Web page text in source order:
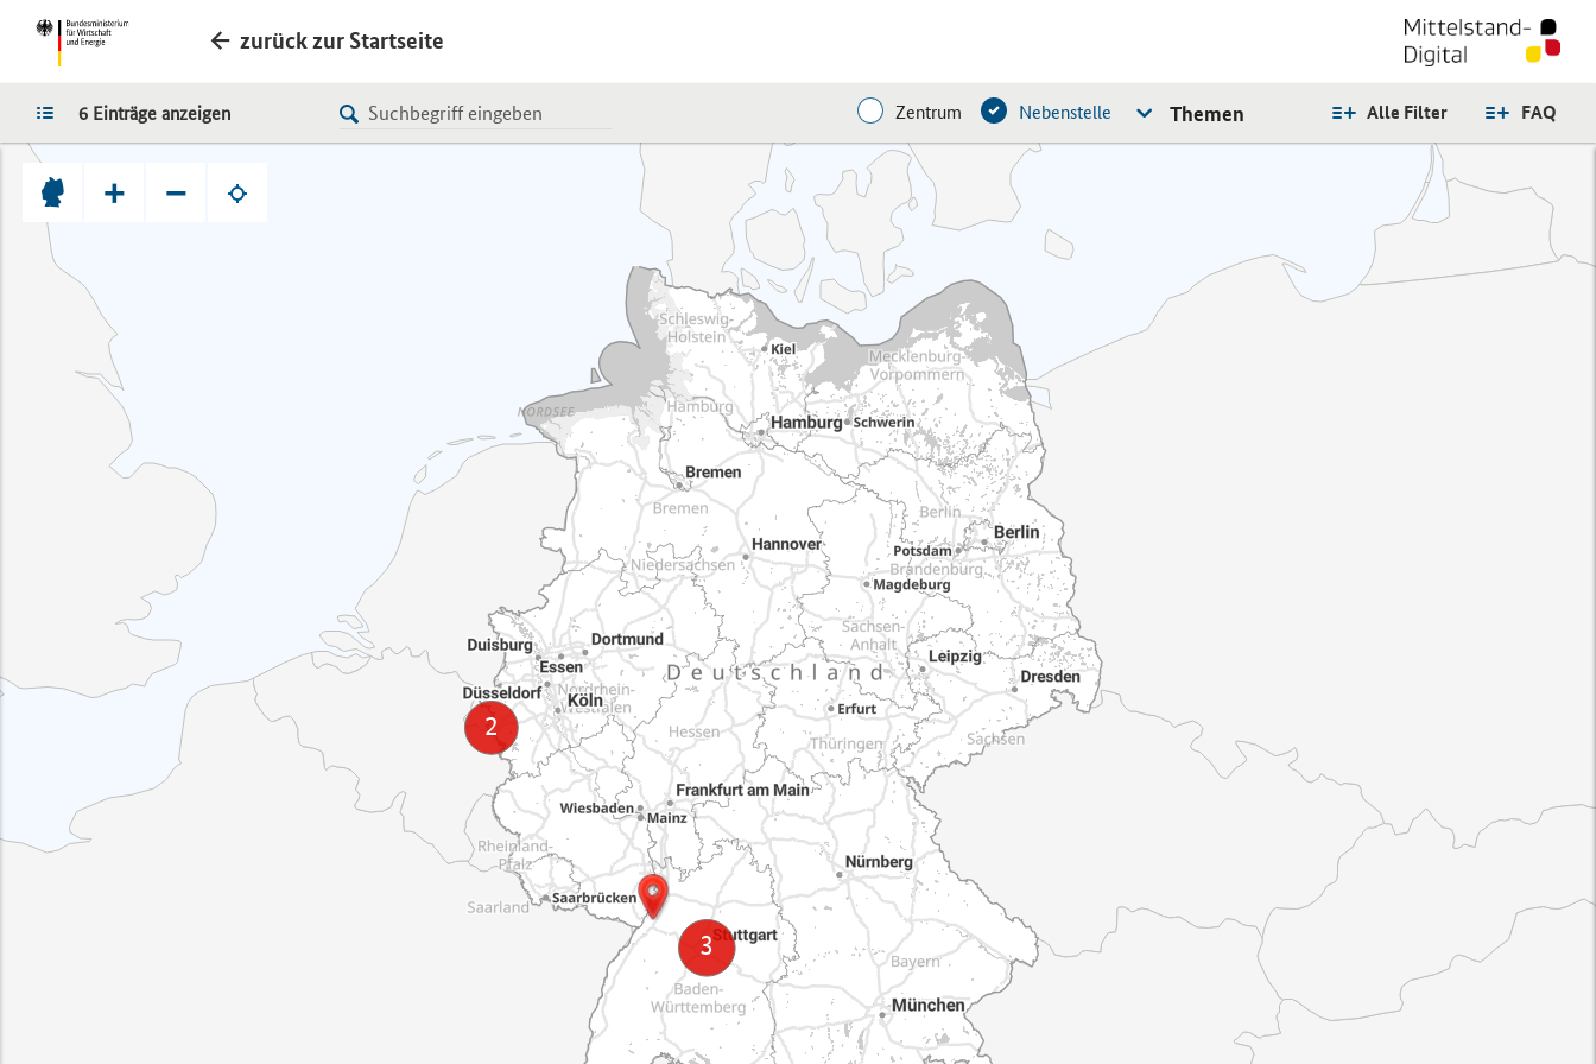
zurück zur Startseite
LISTE FAQ
Alle Filter
Zentrum Nebenstelle Themen
6 Einträge anzeigen
+ −